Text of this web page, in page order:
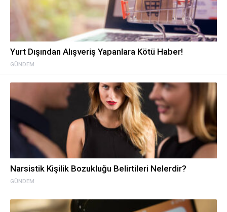
GÜNDEM
Yurt Dışından Alışveriş Yapanlara Kötü Haber!
GÜNDEM
Narsistik Kişilik Bozukluğu Belirtileri Nelerdir?